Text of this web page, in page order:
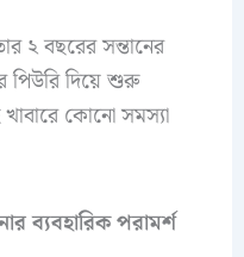
২ বছরের সন্তানের
দিয়ে শুরু
কোনো সমস্যা
ব্যবহারিক পরামর্শ